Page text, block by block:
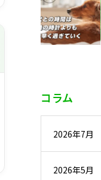
コラム
2026年7月
2026年5月